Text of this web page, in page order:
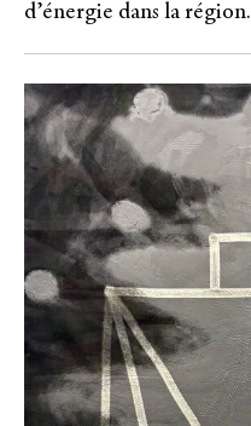
d’énergie dans la région.